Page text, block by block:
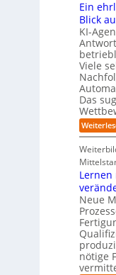
Ein
Blick
KI-
Viele
Das
Lernen
Neue
nötige